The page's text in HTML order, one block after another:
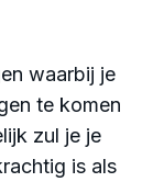
waarbij je
te komen
zul je je
is als